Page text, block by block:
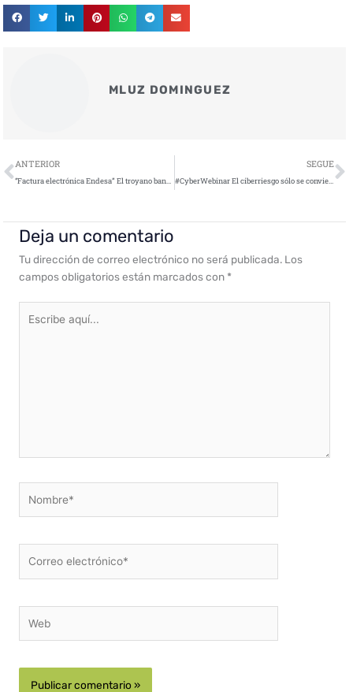
MLUZ DOMINGUEZ
Ant
ANTERIOR
“Factura electrónica Endesa” El troyano bancario Grandoreiro continua con sus campañas dirigidas a usuarios españoles
SEGUE
#CyberWebinar El ciberriesgo sólo se convierte en riesgo empresarial cuando se comunica en euros
Deja un comentario
Tu dirección de correo electrónico no será publicada. Los
campos obligatorios están marcados con *
aquí...
electrónico*